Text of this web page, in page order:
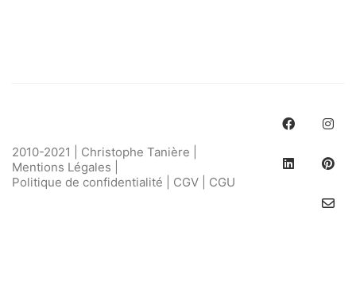
2010-2021 | Christophe Tanière |
Mentions Légales
Politique de confidentialité
CGV CGU